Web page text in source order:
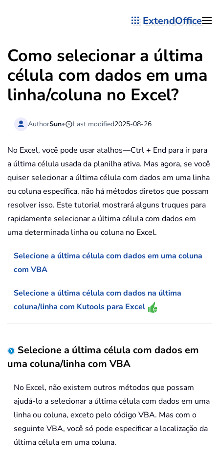
ExtendOffice
Como selecionar a última
célula com dados em uma
linha/coluna no Excel?
AuthorSun• Last modified2025-08-26
No Excel, você pode usar atalhos—Ctrl + End para ir para
a última célula usada da planilha ativa. Mas agora, se você
quiser selecionar a última célula com dados em uma linha
ou coluna específica, não há métodos diretos que possam
resolver isso. Este tutorial mostrará alguns truques para
rapidamente selecionar a última célula com dados em
uma determinada linha ou coluna no Excel.
Selecione a última célula com dados em uma coluna
com VBA
Selecione a última célula com dados na última
coluna/linha com Kutools para Excel
Selecione a última célula com dados em
uma coluna/linha com VBA
No Excel, não existem outros métodos que possam
ajudá-lo a selecionar a última célula com dados em uma
linha ou coluna, exceto pelo código VBA. Mas com o
seguinte VBA, você só pode especificar a localização da
última célula em uma coluna.